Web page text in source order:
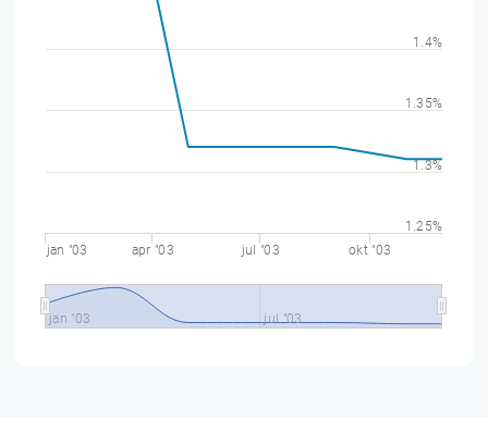
jan "03 apr "03 jul "03 okt "03
jan "03 jul "03
1.25%
1.3%
1.35%
1.4%